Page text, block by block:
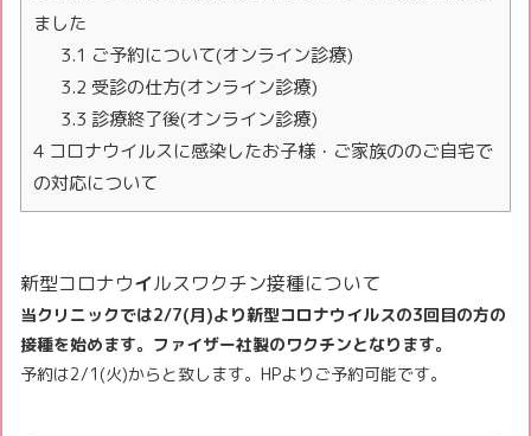
ました
3.1 ご予約について(オンライン診療)
3.2 受診の仕方(オンライン診療)
3.3 診療終了後(オンライン診療)
4 コロナウイルスに感染したお子様・ご家族ののご自宅で
の対応について
新型コロナウイルスワクチン接種について
当クリニックでは2/7(月)より新型コロナウイルスの3回目の方の
接種を始めます。ファイザー社製のワクチンとなります。
予約は2/1(火)からと致します。HPよりご予約可能です。